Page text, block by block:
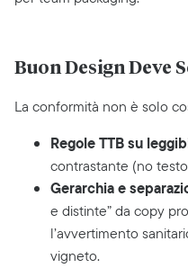
Buon Design Deve
La conformità non è solo
Regole TTB su
contrastante (no
Gerarchia e
e distinte” da copy
l’avvertimento
vigneto.